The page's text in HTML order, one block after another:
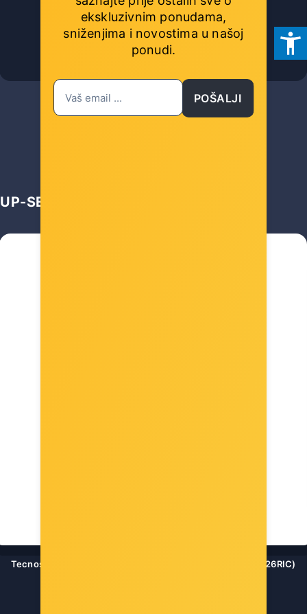
Šifra: NVT-FAN-1X
UP-SELL
Tecnosteel staklena vrata za zidne ormare 22U, siva (FP9126RIC)
ekskluzivnim ponudama,
sniženjima i novostima u našoj
ponudi.
POŠALJI